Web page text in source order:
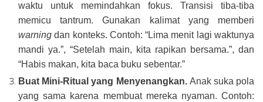
waktu untuk memindahkan fokus. Transisi tiba-tiba
memicu tantrum. Gunakan kalimat yang memberi
warning dan konteks. Contoh: “Lima menit lagi waktunya
mandi ya.”, “Setelah main, kita rapikan bersama.”, dan
“Habis makan, kita baca buku sebentar.”
Buat Mini-Ritual yang Menyenangkan. Anak suka pola
yang sama karena membuat mereka nyaman. Contoh: